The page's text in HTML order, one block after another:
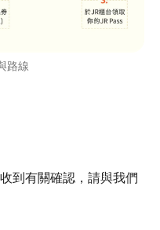
路線
到有關確認，請與我們